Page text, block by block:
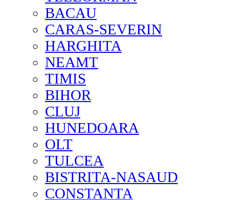
BACAU
CARAS-SEVERIN
HARGHITA
NEAMT
TIMIS
BIHOR
CLUJ
HUNEDOARA
OLT
TULCEA
BISTRITA-NASAUD
CONSTANTA